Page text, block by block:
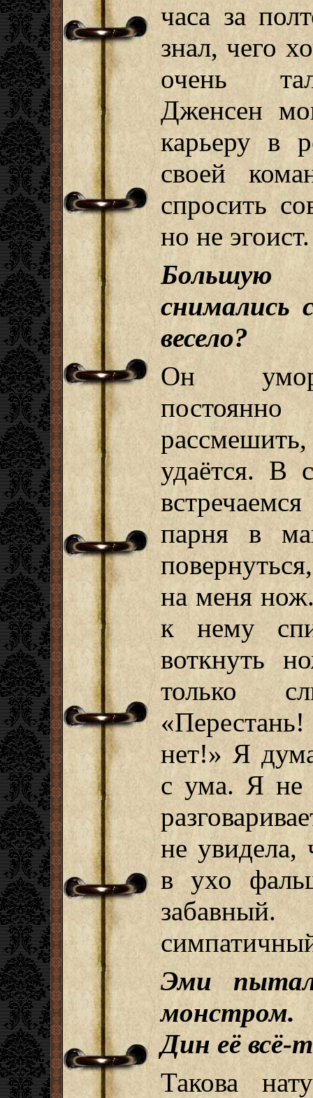
часа за
знал, чего
очень
Дженсен
карьеру в
своей
спросить
но не эгоист.
снимались
весело?
Он
удаётся. В
парня в
на меня
к нему
воткнуть
только
нет!» Я
с ума. Я не
не увидела,
в ухо
Эми
Дин её всё-
Такова